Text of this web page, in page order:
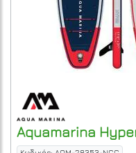
Aquamarina